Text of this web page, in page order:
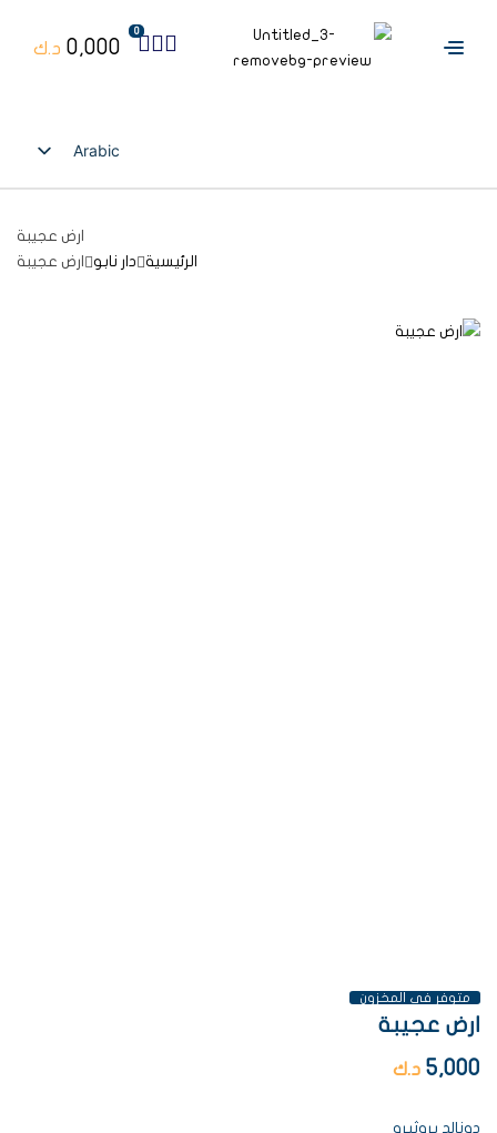
0
0,000 د.ك
Arabic
English
ارض عجيبة
الرئيسية دار نابو ارض عجيبة
متوفر فى المخزون
ارض عجيبة
5,000 د.ك
دونالد بروثيرو